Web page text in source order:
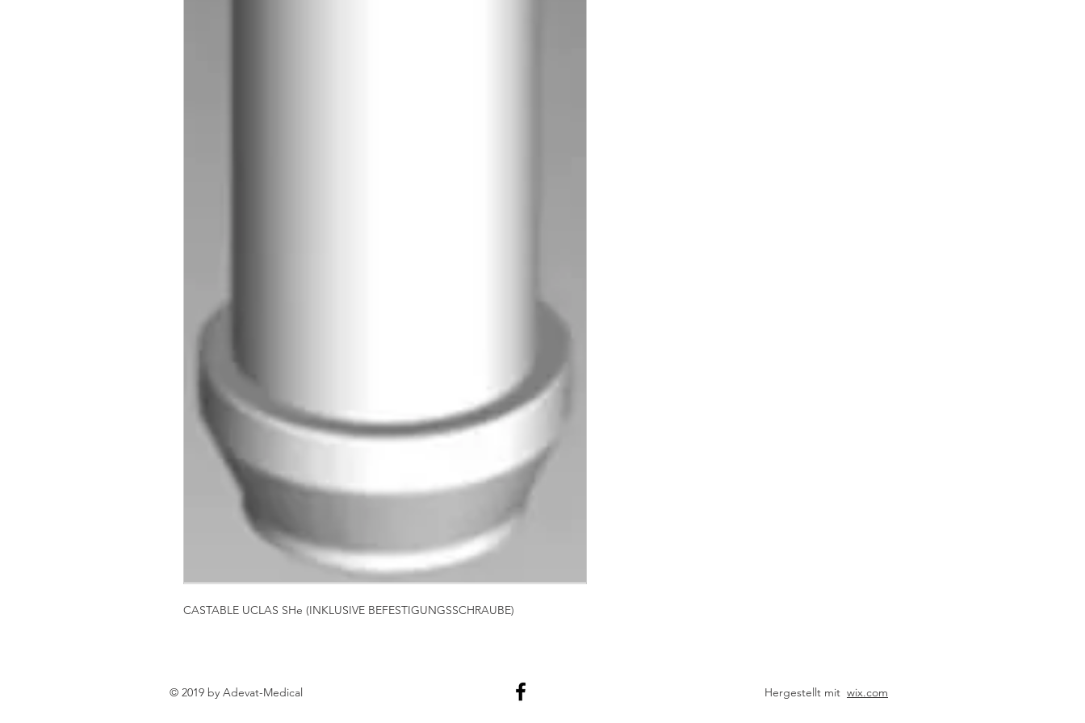
CASTABLE UCLAS SHe (INKLUSIVE BEFESTIGUNGSSCHRAUBE)
© 2019 by Adevat-Medical Hergestellt mit wix.com